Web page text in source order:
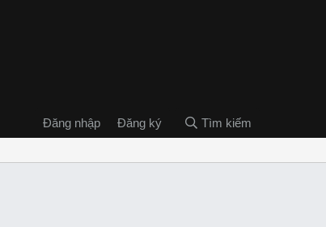
Đăng nhập Đăng ký Tìm kiếm